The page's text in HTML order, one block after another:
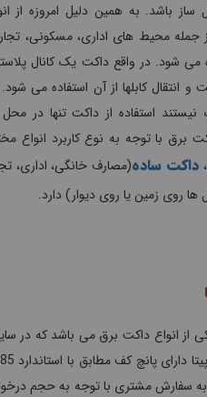
باشد. به همین دلیل امروزه از
محیط های اداری، مسکونی،
شود. در واقع داکت یک کانال
انتقال کابلها از آن استفاده می شود.
نیستند استفاده از داکت تنها در
با توجه به نوع کاربرد انواع
داکت ساده(مصارف خانگی، اداری،
روی زمین یا روی دیوار) دارد.
از انواع داکت برق می باشد که در
مشتری با توجه به حجم درخواست)